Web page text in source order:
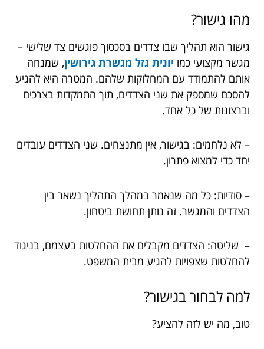
מהו גישור?
גישור הוא תהליך שבו צדדים בסכסוך פוגשים צד שלישי –
מגשר מקצועי כמו יונית גזל מגשרת גירושין, שמנחה
אותם להתמודד עם המחלוקות שלהם. המטרה היא להגיע
להסכם שמספק את שני הצדדים, תוך התמקדות בצרכים
וברצונות של כל אחד.
– לא נלחמים: בגישור, אין מתנצחים. שני הצדדים עובדים
יחד כדי למצוא פתרון.
– סודיות: כל מה שנאמר במהלך התהליך נשאר בין
הצדדים והמגשר. זה נותן תחושת ביטחון.
– שליטה: הצדדים מקבלים את ההחלטות בעצמם, בניגוד
להחלטות שצפויות להגיע מבית המשפט.
למה לבחור בגישור?
טוב, מה יש לזה להציע?